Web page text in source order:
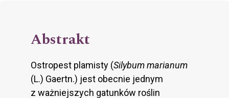
Abstrakt
Ostropest plamisty (Silybum marianum
(L.) Gaertn.) jest obecnie jednym
z ważniejszych gatunków roślin